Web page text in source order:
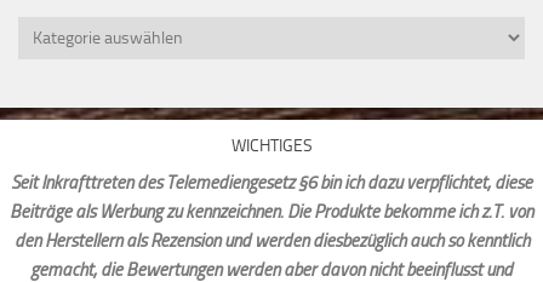
Kategorien
WICHTIGES
Seit Inkrafttreten des Telemediengesetz §6 bin ich dazu verpflichtet, diese
Beiträge als Werbung zu kennzeichnen. Die Produkte bekomme ich z.T. von
den Herstellern als Rezension und werden diesbezüglich auch so kenntlich
gemacht, die Bewertungen werden aber davon nicht beeinflusst und